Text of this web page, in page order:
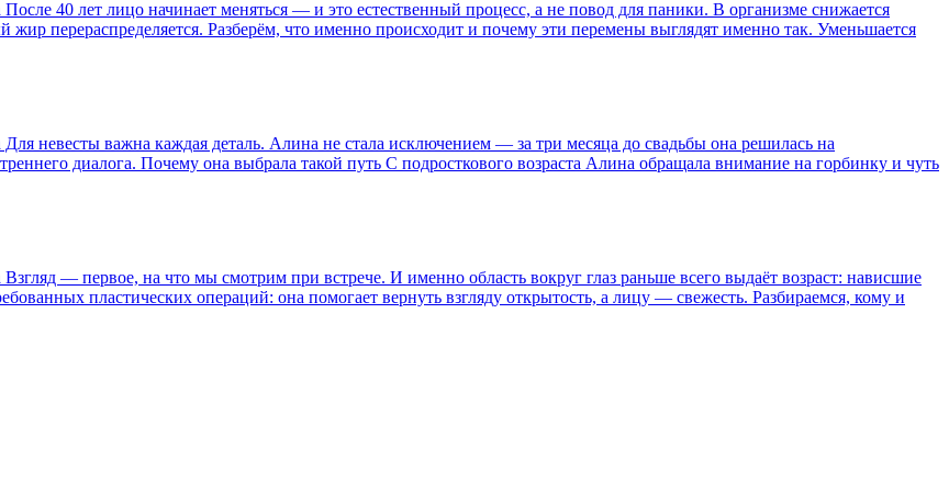
40 лет лицо начинает меняться — и это естественный процесс, а не повод для паники. В организме снижается
жир перераспределяется. Разберём, что именно происходит и почему эти перемены выглядят именно так. Уменьшается
невесты важна каждая деталь. Алина не стала исключением — за три месяца до свадьбы она решилась на
диалога. Почему она выбрала такой путь С подросткового возраста Алина обращала внимание на горбинку и чуть
— первое, на что мы смотрим при встрече. И именно область вокруг глаз раньше всего выдаёт возраст: нависшие
пластических операций: она помогает вернуть взгляду открытость, а лицу — свежесть. Разбираемся, кому и